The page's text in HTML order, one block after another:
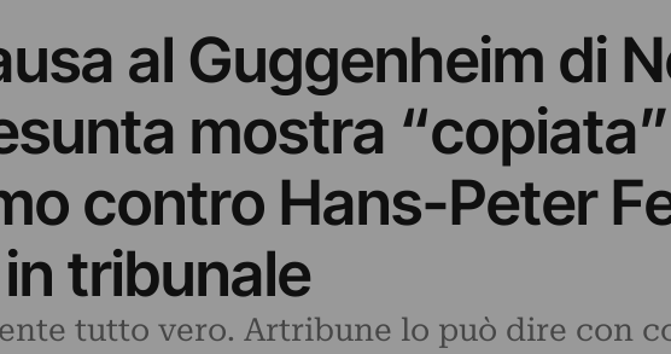
al Guggenheim di
mostra
contro Hans-Peter
tribunale
tutto vero. Artribune lo può dire con